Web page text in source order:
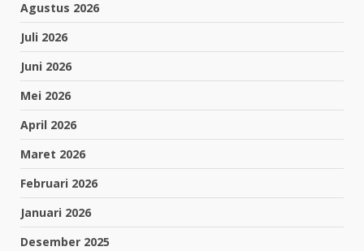
Agustus 2026
Juli 2026
Juni 2026
Mei 2026
April 2026
Maret 2026
Februari 2026
Januari 2026
Desember 2025